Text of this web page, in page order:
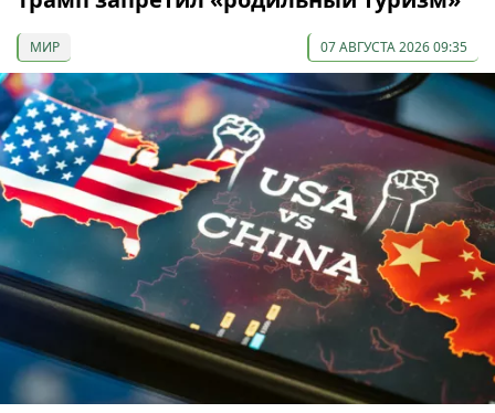
МИР 07 АВГУСТА 2026 09:35